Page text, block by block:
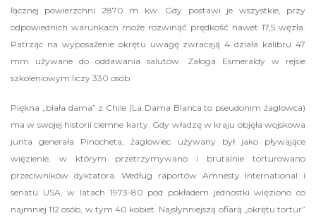
łącznej powierzchni 2870 m kw. Gdy postawi je wszystkie, przy
odpowiednich warunkach może rozwinąć prędkość nawet 17,5 węzła.
Patrząc na wyposażenie okrętu uwagę zwracają 4 działa kalibru 47
mm używane do oddawania salutów. Załoga Esmeraldy w rejsie
szkoleniowym liczy 330 osób.
Piękna „biała dama” z Chile (La Dama Blanca to pseudonim żaglowca)
ma w swojej historii ciemne karty. Gdy władzę w kraju objęła wojskowa
junta generała Pinocheta, żaglowiec używany był jako pływające
więzienie, w którym przetrzymywano i brutalnie torturowano
przeciwników dyktatora. Według raportów Amnesty International i
senatu USA, w latach 1973-80 pod pokładem jednostki więziono co
najmniej 112 osób, w tym 40 kobiet. Najsłynniejszą ofiarą „okrętu tortur”